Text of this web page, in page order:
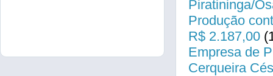
Piratininga/
Produção
R$ 2.187,00
Empresa de
Cerqueira